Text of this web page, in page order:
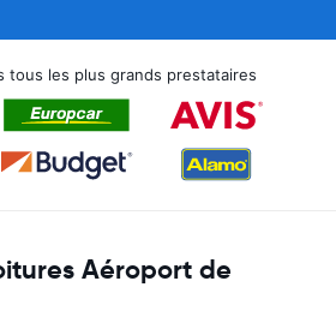
tous les plus grands prestataires
Aéroport de